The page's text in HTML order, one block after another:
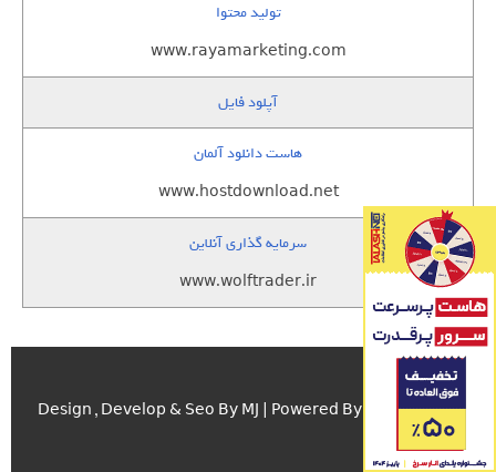
تولید محتوا
www.rayamarketing.com
آپلود فایل
هاست دانلود آلمان
www.hostdownload.net
سرمایه گذاری آنلاین
www.wolftrader.ir
Design , Develop & Seo By MJ | Powered By اسکریپت.com